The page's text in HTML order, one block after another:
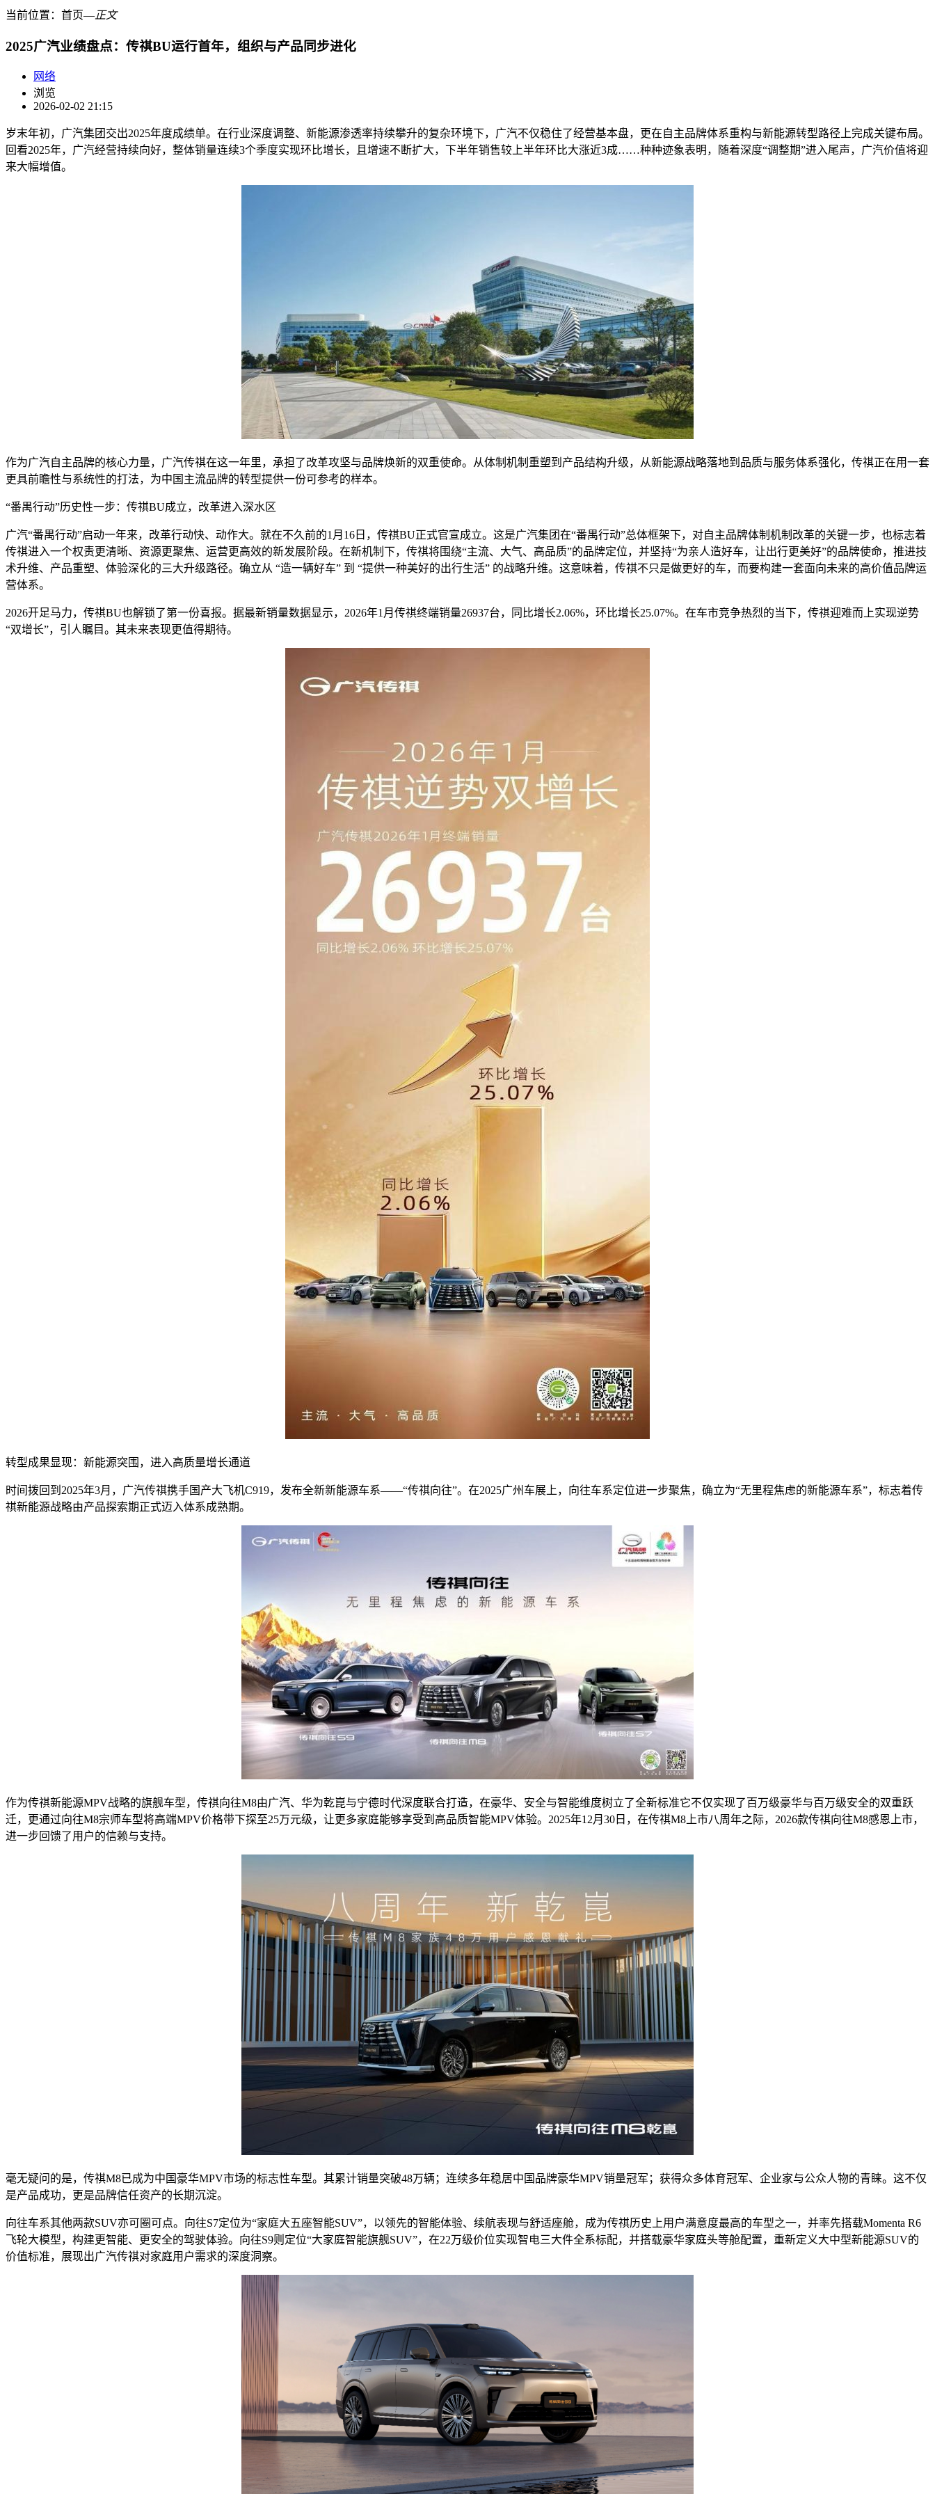
当前位置： 首页―正文
2025广汽业绩盘点：传祺BU运行首年，组织与产品同步进化
网络
浏览
2026-02-02 21:15
岁末年初，广汽集团交出2025年度成绩单。在行业深度调整、新能源渗透率持续攀升的复杂环境下，广汽不仅稳住了经营基本盘，更在自主品牌体系重构与新能源转型路径上完成关键布局。
回看2025年，广汽经营持续向好，整体销量连续3个季度实现环比增长，且增速不断扩大，下半年销售较上半年环比大涨近3成……种种迹象表明，随着深度“调整期”进入尾声，广汽价值将迎
来大幅增值。
作为广汽自主品牌的核心力量，广汽传祺在这一年里，承担了改革攻坚与品牌焕新的双重使命。从体制机制重塑到产品结构升级，从新能源战略落地到品质与服务体系强化，传祺正在用一套
更具前瞻性与系统性的打法，为中国主流品牌的转型提供一份可参考的样本。
“番禺行动”历史性一步：传祺BU成立，改革进入深水区
广汽“番禺行动”启动一年来，改革行动快、动作大。就在不久前的1月16日，传祺BU正式官宣成立。这是广汽集团在“番禺行动”总体框架下，对自主品牌体制机制改革的关键一步，也标志着
传祺进入一个权责更清晰、资源更聚焦、运营更高效的新发展阶段。在新机制下，传祺将围绕“主流、大气、高品质”的品牌定位，并坚持“为亲人造好车，让出行更美好”的品牌使命，推进技
术升维、产品重塑、体验深化的三大升级路径。确立从 “造一辆好车” 到 “提供一种美好的出行生活” 的战略升维。这意味着，传祺不只是做更好的车，而要构建一套面向未来的高价值品牌运
营体系。
2026开足马力，传祺BU也解锁了第一份喜报。据最新销量数据显示，2026年1月传祺终端销量26937台，同比增长2.06%，环比增长25.07%。在车市竞争热烈的当下，传祺迎难而上实现逆势
“双增长”，引人瞩目。其未来表现更值得期待。
转型成果显现：新能源突围，进入高质量增长通道
时间拨回到2025年3月，广汽传祺携手国产大飞机C919，发布全新新能源车系——“传祺向往”。在2025广州车展上，向往车系定位进一步聚焦，确立为“无里程焦虑的新能源车系”，标志着传
祺新能源战略由产品探索期正式迈入体系成熟期。
作为传祺新能源MPV战略的旗舰车型，传祺向往M8由广汽、华为乾崑与宁德时代深度联合打造，在豪华、安全与智能维度树立了全新标准它不仅实现了百万级豪华与百万级安全的双重跃
迁，更通过向往M8宗师车型将高端MPV价格带下探至25万元级，让更多家庭能够享受到高品质智能MPV体验。2025年12月30日，在传祺M8上市八周年之际，2026款传祺向往M8感恩上市，
进一步回馈了用户的信赖与支持。
毫无疑问的是，传祺M8已成为中国豪华MPV市场的标志性车型。其累计销量突破48万辆；连续多年稳居中国品牌豪华MPV销量冠军；获得众多体育冠军、企业家与公众人物的青睐。这不仅
是产品成功，更是品牌信任资产的长期沉淀。
向往车系其他两款SUV亦可圈可点。向往S7定位为“家庭大五座智能SUV”，以领先的智能体验、续航表现与舒适座舱，成为传祺历史上用户满意度最高的车型之一，并率先搭载Momenta R6
飞轮大模型，构建更智能、更安全的驾驶体验。向往S9则定位“大家庭智能旗舰SUV”，在22万级价位实现智电三大件全系标配，并搭载豪华家庭头等舱配置，重新定义大中型新能源SUV的
价值标准，展现出广汽传祺对家庭用户需求的深度洞察。